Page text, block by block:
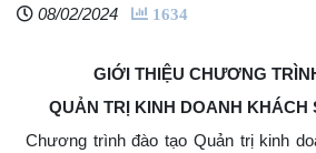
08/02/2024 1634
GIỚI THIỆU CHƯƠNG
QUẢN TRỊ KINH DOANH KHÁCH
Chương trình đào tạo Quản trị kinh